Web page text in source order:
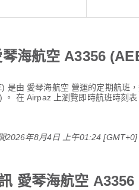
琴海航空 A3356
) 是由 愛琴海航空 營運的定期航班
。 在 Airpaz 上瀏覽即時航班時刻
2026年8月4日 上午01:24 [GMT+0]
愛琴海航空 A3356